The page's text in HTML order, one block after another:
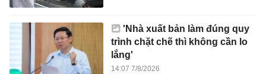
'Nhà xuất bản làm đúng quy
trình chặt chẽ thì không cần lo
lắng'
14:07 7/8/2026